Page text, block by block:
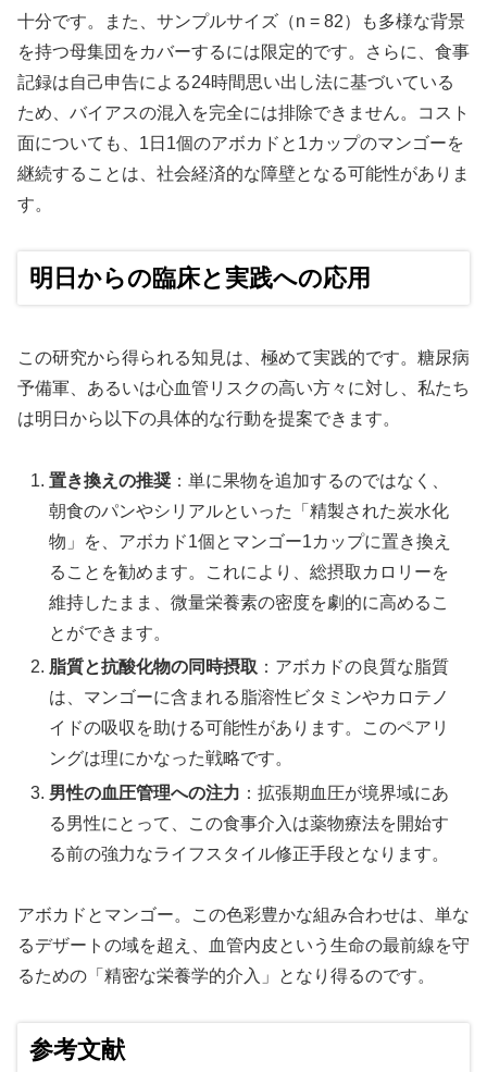
十分です。また、サンプルサイズ（n = 82）も多様な背景
を持つ母集団をカバーするには限定的です。さらに、食事
記録は自己申告による24時間思い出し法に基づいている
ため、バイアスの混入を完全には排除できません。コスト
面についても、1日1個のアボカドと1カップのマンゴーを
継続することは、社会経済的な障壁となる可能性がありま
す。
明日からの臨床と実践への応用
この研究から得られる知見は、極めて実践的です。糖尿病
予備軍、あるいは心血管リスクの高い方々に対し、私たち
は明日から以下の具体的な行動を提案できます。
置き換えの推奨 ：単に果物を追加するのではなく、
朝食のパンやシリアルといった「精製された炭水化
物」を、アボカド1個とマンゴー1カップに置き換え
ることを勧めます。これにより、総摂取カロリーを
維持したまま、微量栄養素の密度を劇的に高めるこ
とができます。
脂質と抗酸化物の同時摂取 ：アボカドの良質な脂質
は、マンゴーに含まれる脂溶性ビタミンやカロテノ
イドの吸収を助ける可能性があります。このペアリ
ングは理にかなった戦略です。
男性の血圧管理への注力 ：拡張期血圧が境界域にあ
る男性にとって、この食事介入は薬物療法を開始す
る前の強力なライフスタイル修正手段となります。
アボカドとマンゴー。この色彩豊かな組み合わせは、単な
るデザートの域を超え、血管内皮という生命の最前線を守
るための「精密な栄養学的介入」となり得るのです。
参考文献